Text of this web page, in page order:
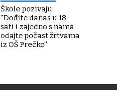
Škole pozivaju:
''Dođite danas u 18
sati i zajedno s nama
odajte počast žrtvama
iz OŠ Prečko''